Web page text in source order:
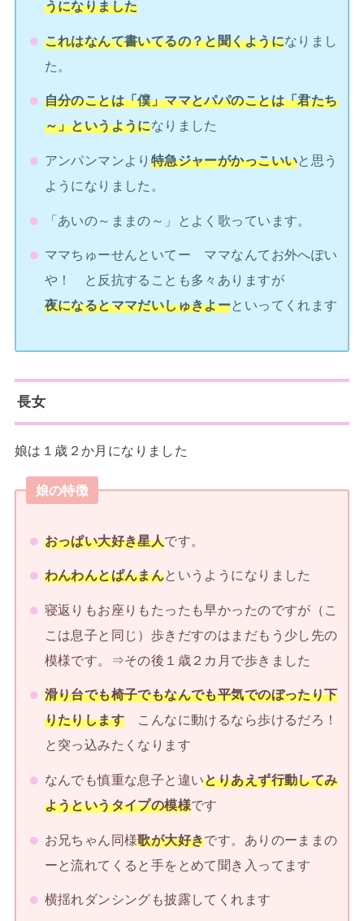
うになりました
これはなんて書いてるの？と聞くようになりまし
た。
自分のことは「僕」ママとパパのことは「君たち
～」というようになりました
アンパンマンより 特急ジャーがかっこいいと思う
ようになりました。
「あいの～ままの～」とよく歌っています。
ママちゅーせんといてー ママなんてお外へぽい
や！ と反抗することも多々ありますが
夜になるとママだいしゅきよーといってくれます
長女
娘は１歳２か月になりました
娘の特徴
おっぱい大好き星人です。
わんわんとぱんまんというようになりました
寝返りもお座りもたったも早かったのですが（こ
こは息子と同じ）歩きだすのはまだもう少し先の
模様です。⇒その後１歳２カ月で歩きました
滑り台でも椅子でもなんでも平気でのぼったり下
りたりしますこんなに動けるなら歩けるだろ！
と突っ込みたくなります
なんでも慎重な息子と違いとりあえず行動してみ
ようというタイプの模様です
お兄ちゃん同様歌が大好きです。ありのーままの
ーと流れてくると手をとめて聞き入ってます
横揺れダンシングも披露してくれます